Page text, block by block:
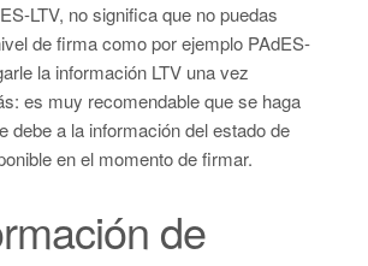
LTV, no significa que no puedas
de firma como por ejemplo PAdES-
la información LTV una vez
es muy recomendable que se haga
debe a la información del estado de
en el momento de firmar.
de